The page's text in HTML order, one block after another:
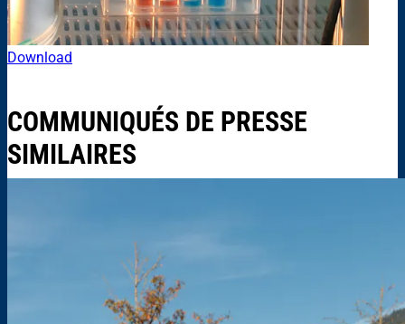
Download
COMMUNIQUÉS DE PRESSE
SIMILAIRES